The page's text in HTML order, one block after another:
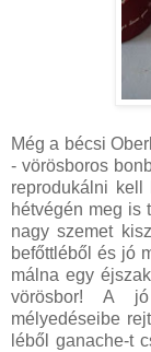
Még a bécsi
- vörösboros
reprodukálni
hétvégén meg is
nagy szemet
befőttléből és jó
málna egy
vörösbor! A jó
mélyedéseibe
léből ganache-t